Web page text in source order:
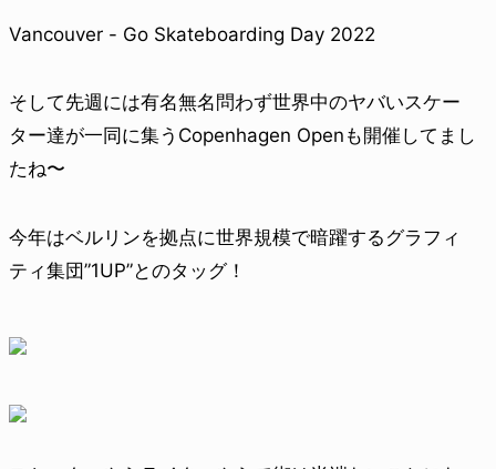
Vancouver - Go Skateboarding Day 2022
そして先週には有名無名問わず世界中のヤバいスケー
ター達が一同に集うCopenhagen Openも開催してまし
たね〜
今年はベルリンを拠点に世界規模で暗躍するグラフィ
ティ集団”1UP”とのタッグ！